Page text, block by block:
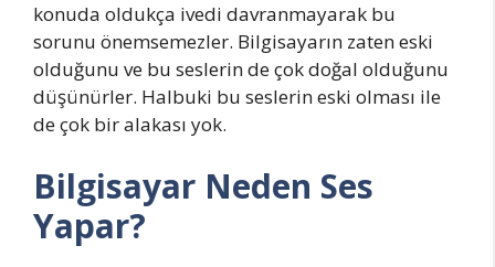
konuda oldukça ivedi davranmayarak bu
sorunu önemsemezler. Bilgisayarın zaten eski
olduğunu ve bu seslerin de çok doğal olduğunu
düşünürler. Halbuki bu seslerin eski olması ile
de çok bir alakası yok.
Bilgisayar Neden Ses
Yapar?